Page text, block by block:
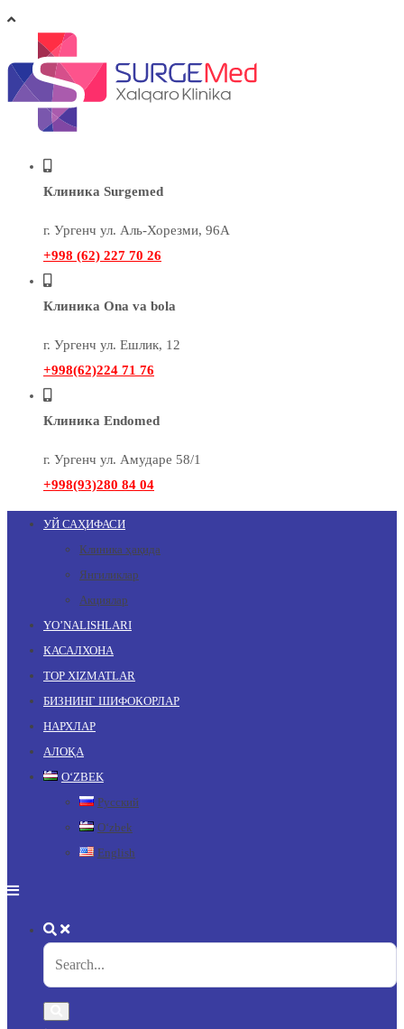
Клиника Surgemed
г. Ургенч ул. Аль-Хорезми, 96А
+998 (62) 227 70 26
Клиника Ona va bola
г. Ургенч ул. Ешлик, 12
+998(62)224 71 76
Клиника Endomed
г. Ургенч ул. Амударе 58/1
+998(93)280 84 04
УЙ САҲИФАСИ
Клиника ҳақида
Янгиликлар
Акциялар
YO’NALISHLARI
КАСАЛХОНА
TOP XIZMATLAR
БИЗНИНГ ШИФОКОРЛАР
НАРХЛАР
АЛОҚА
OʻZBEK
Русский
Oʻzbek
English